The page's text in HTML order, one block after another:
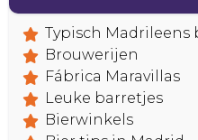
Typisch Madrileens
Brouwerijen
Fábrica Maravillas
Leuke barretjes
Bierwinkels